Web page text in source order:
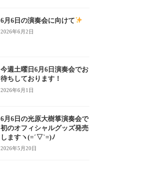
6月6日の演奏会に向けて
2026年6月2日
今週土曜日6月6日演奏会でお
待ちしております！
2026年6月1日
6月6日の光原大樹箏演奏会で
初のオフィシャルグッズ発売
しますヽ(=´▽`=)ﾉ
2026年5月20日